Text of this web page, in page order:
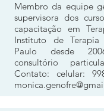
Membro da equipe
supervisora dos
capacitação em
Instituto de
Paulo desde
consultório
Contato: celular: